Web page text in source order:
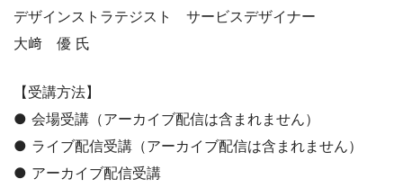
デザインストラテジスト サービスデザイナー
大﨑 優 氏
【受講方法】
● 会場受講（アーカイブ配信は含まれません）
● ライブ配信受講（アーカイブ配信は含まれません）
● アーカイブ配信受講